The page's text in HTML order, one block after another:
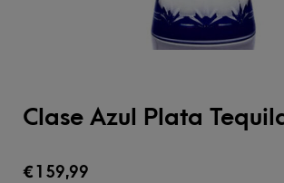
Clase Azul Plata
€159,99